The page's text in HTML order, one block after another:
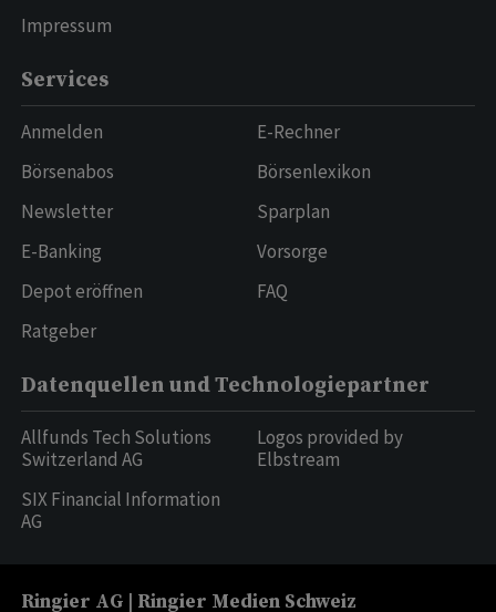
Impressum
Services
Anmelden
Börsenabos
Newsletter
E-Banking
Depot eröffnen
Ratgeber
E-Rechner
Börsenlexikon
Sparplan
Vorsorge
FAQ
Datenquellen und Technologiepartner
Allfunds Tech Solutions
Switzerland AG
SIX Financial Information
AG
Logos provided by
Elbstream
Ringier AG | Ringier Medien Schweiz